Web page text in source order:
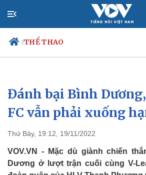
/THỂ THAO
Chính trị
Đảng
Tổ chức nhân sự
Nhận diện sự thật
Xã hội
Tin 24h
Dự báo
Việc
Biển
Đánh bại Bình
FC vẫn phải xuống
Thứ Bảy, 19:12, 19/11/2022
VOV.VN - Mặc dù giành chiến
Dương ở lượt trận cuối cùng V-